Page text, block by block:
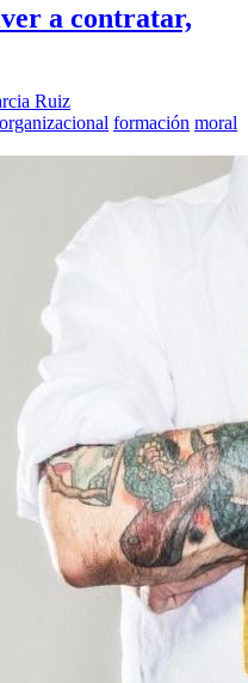
a contratar,
Ruiz
formación moral